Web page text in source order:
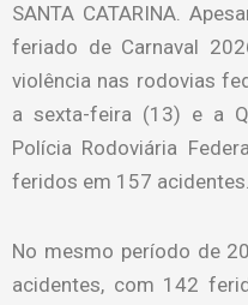
SANTA CATARINA.
feriado de Carnaval
violência nas rodovias
a sexta-feira (13) e a
Polícia Rodoviária
feridos em 157 acidentes.
No mesmo período de
acidentes, com 142